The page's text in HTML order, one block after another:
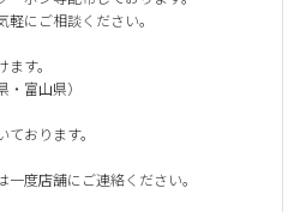
にご相談ください。
す。
・富山県）
おります。
度店舗にご連絡ください。